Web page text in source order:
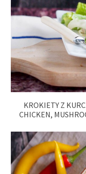
KROKIETY Z
CHICKEN,